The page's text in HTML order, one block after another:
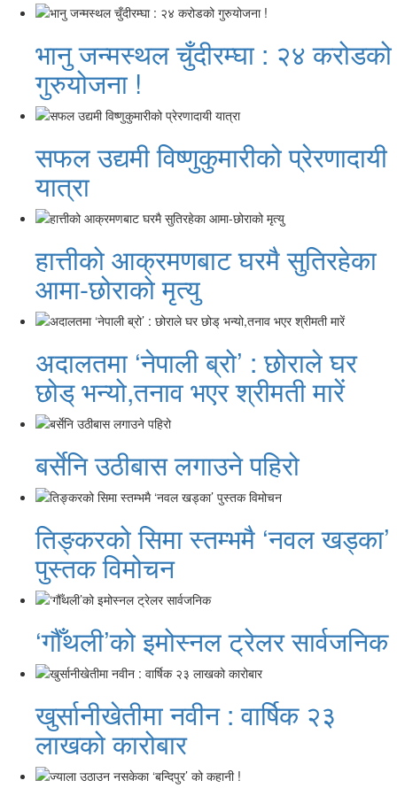
भानु जन्मस्थल चुँदीरम्घा : २४ करोडको
गुरुयोजना !
सफल उद्यमी विष्णुकुमारीको प्रेरणादायी
यात्रा
हात्तीको आक्रमणबाट घरमै सुतिरहेका
आमा-छोराको मृत्यु
अदालतमा ‘नेपाली ब्रो’ : छोराले घर
छोड् भन्यो,तनाव भएर श्रीमती मारें
बर्सेनि उठीबास लगाउने पहिरो
तिङ्करको सिमा स्तम्भमै ‘नवल खड्का’
पुस्तक विमोचन
‘गौँथली’को इमोस्नल ट्रेलर सार्वजनिक
खुर्सानीखेतीमा नवीन : वार्षिक २३
लाखको कारोबार